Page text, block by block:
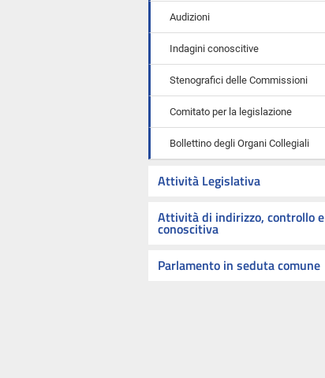
Audizioni
Indagini conoscitive
Stenografici delle Commissioni
Comitato per la legislazione
Bollettino degli Organi Collegiali
Attività Legislativa
Attività di indirizzo, controllo e
conoscitiva
Parlamento in seduta comune